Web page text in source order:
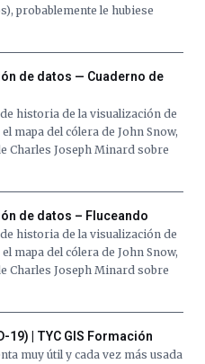
probablemente le hubiese
de datos — Cuaderno de
historia de la visualización de
mapa del cólera de John Snow,
Charles Joseph Minard sobre
de datos – Fluceando
historia de la visualización de
mapa del cólera de John Snow,
Charles Joseph Minard sobre
19) | TYC GIS Formación
muy útil y cada vez más usada